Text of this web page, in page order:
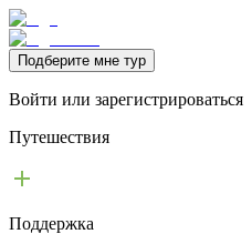
Подберите мне тур
Войти или зарегистрироваться
Путешествия
Поддержка